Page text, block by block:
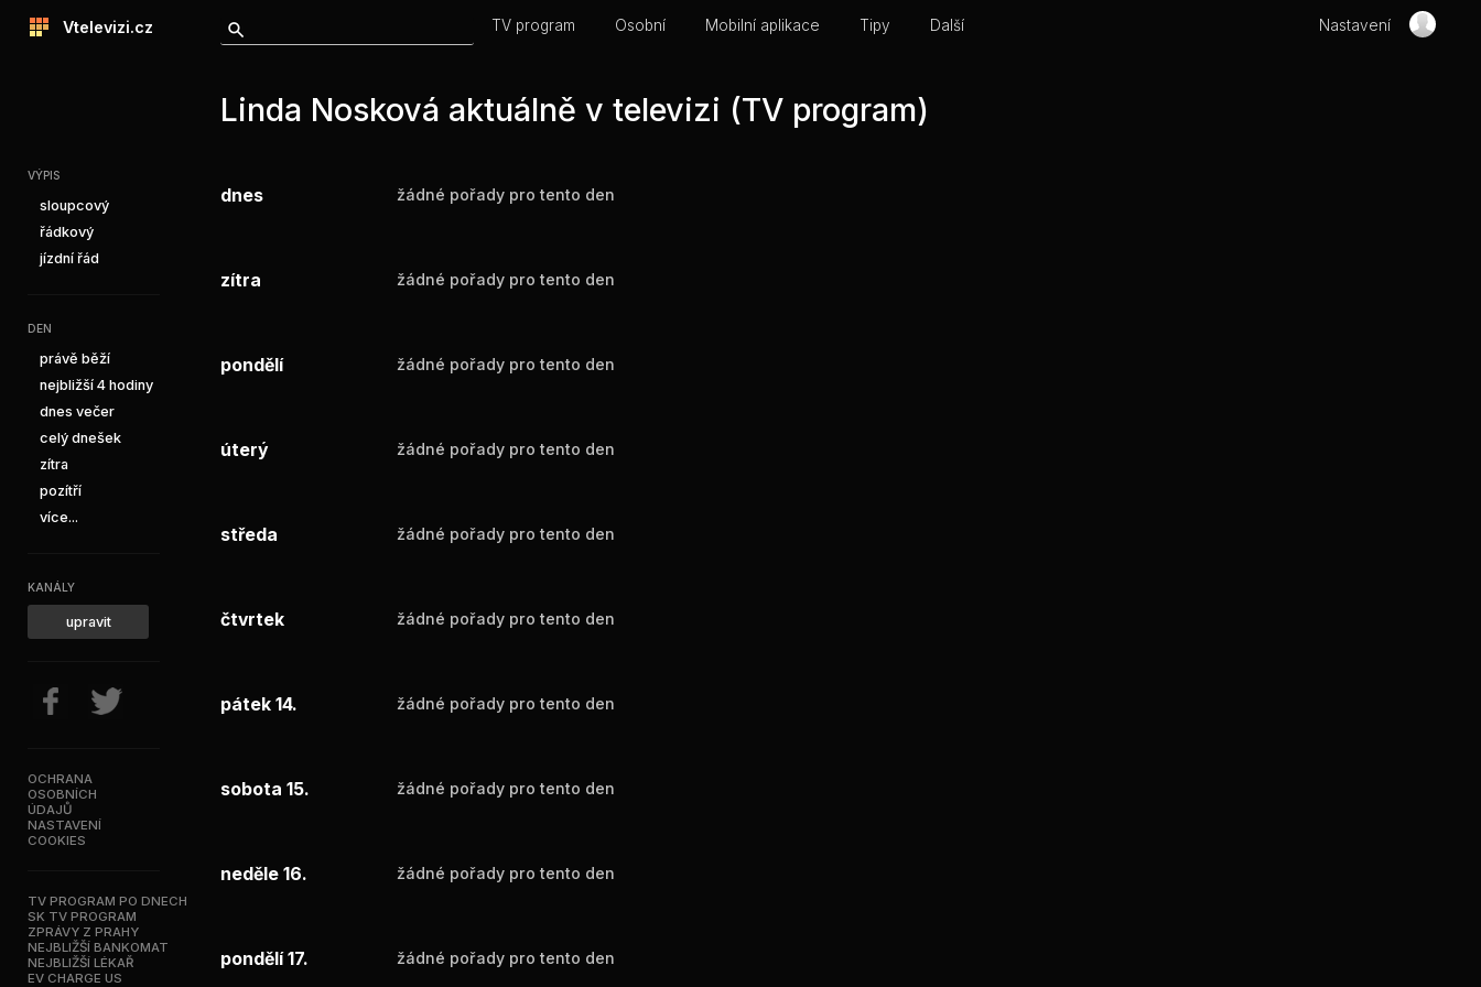
Vtelevizi.cz TV program Osobní Mobilní aplikace Tipy Další Nastavení
VÝPIS
sloupcový
řádkový
jízdní řád
DEN
právě běží
nejbližší 4 hodiny
dnes večer
celý dnešek
zítra
pozítří
více...
KANÁLY
upravit
OCHRANA
OSOBNÍCH
ÚDAJŮ
NASTAVENÍ
COOKIES
TV PROGRAM PO DNECH
SK TV PROGRAM
ZPRÁVY Z PRAHY
NEJBLIŽŠÍ BANKOMAT
NEJBLIŽŠÍ LÉKAŘ
EV CHARGE US
Linda Nosková aktuálně v televizi (TV program)
dnes žádné pořady pro tento den
zítra žádné pořady pro tento den
pondělí žádné pořady pro tento den
úterý žádné pořady pro tento den
středa žádné pořady pro tento den
čtvrtek žádné pořady pro tento den
pátek 14. žádné pořady pro tento den
sobota 15. žádné pořady pro tento den
neděle 16. žádné pořady pro tento den
pondělí 17. žádné pořady pro tento den